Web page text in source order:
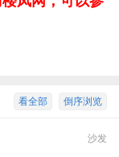
倒序浏览
看全部
沙发